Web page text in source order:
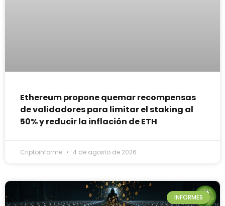
Ethereum propone quemar recompensas
de validadores para limitar el staking al
50% y reducir la inflación de ETH
Criptoinforme 4 de agosto de 2026
INFORMES